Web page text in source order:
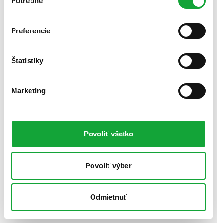
súhlasu
Preferencie
Štatistiky
Marketing
Povoliť všetko
Povoliť výber
Odmietnuť